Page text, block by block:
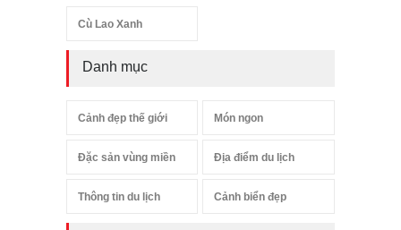
Cù Lao Xanh
Danh mục
Cảnh đẹp thế giới Món ngon
Đặc sản vùng miền Địa điểm du lịch
Thông tin du lịch Cảnh biển đẹp